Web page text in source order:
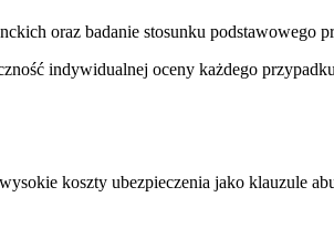
oraz badanie stosunku podstawowego
indywidualnej oceny każdego
koszty ubezpieczenia jako klauzule